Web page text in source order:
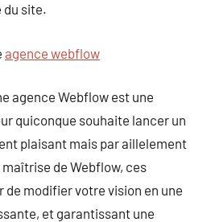
du site.
agence webflow
agence Webflow est une
quiconque souhaite lancer un
plaisant mais par aillelement
de Webflow, ces
de modifier votre vision en une
et garantissant une